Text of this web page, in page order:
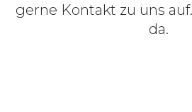
gerne Kontakt zu uns
da.